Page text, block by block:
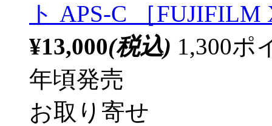
ト APS-C ［
¥13,000(税込) 1,300ポ
年頃発売
お取り寄せ